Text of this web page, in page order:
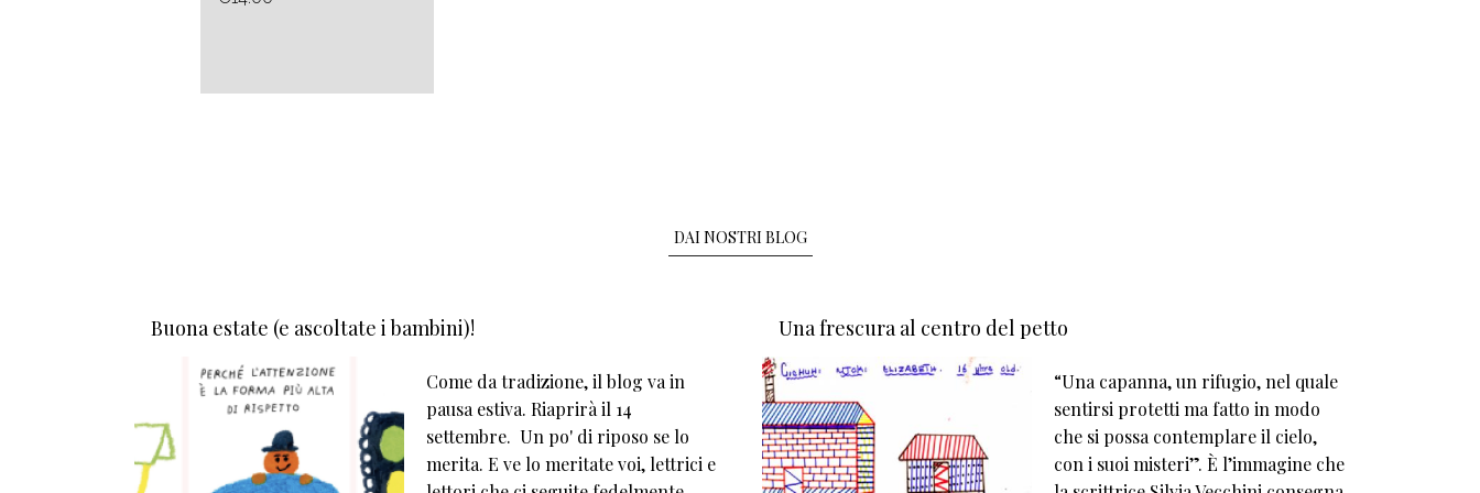
DAI NOSTRI BLOG
Buona estate (e ascoltate i bambini)!
Come da tradizione, il blog va in
pausa estiva. Riaprirà il 14
settembre. Un po' di riposo se lo
merita. E ve lo meritate voi, lettrici e
Una frescura al centro del petto
“Una capanna, un rifugio, nel quale
sentirsi protetti ma fatto in modo
che si possa contemplare il cielo,
con i suoi misteri”. È l’immagine che